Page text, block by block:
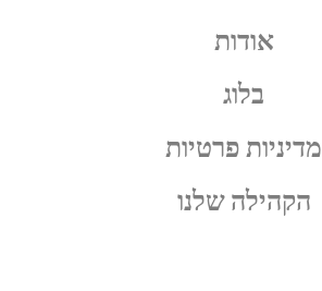
אודות
בלוג
מדיניות פרטיות
הקהילה שלנו